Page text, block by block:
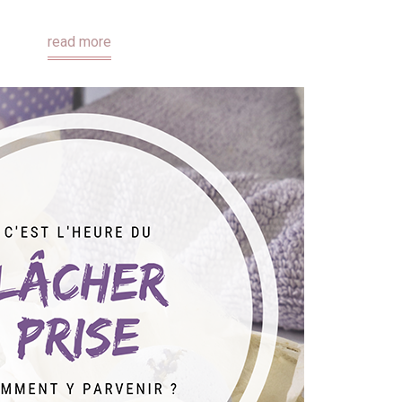
read more